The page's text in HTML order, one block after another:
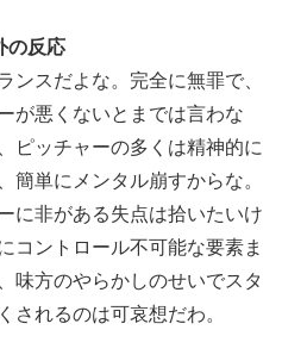
の反応
ンスだよな。完全に無罪で、
が悪くないとまでは言わな
ピッチャーの多くは精神的に
簡単にメンタル崩すからな。
に非がある失点は拾いたいけ
コントロール不可能な要素ま
味方のやらかしのせいでスタ
されるのは可哀想だわ。